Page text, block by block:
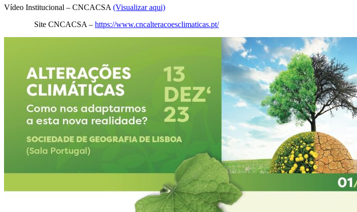
Vídeo Institucional – CNCACSA(Visualizar aqui)
Site CNCACSA – https://www.cncalteracoesclimaticas.pt/